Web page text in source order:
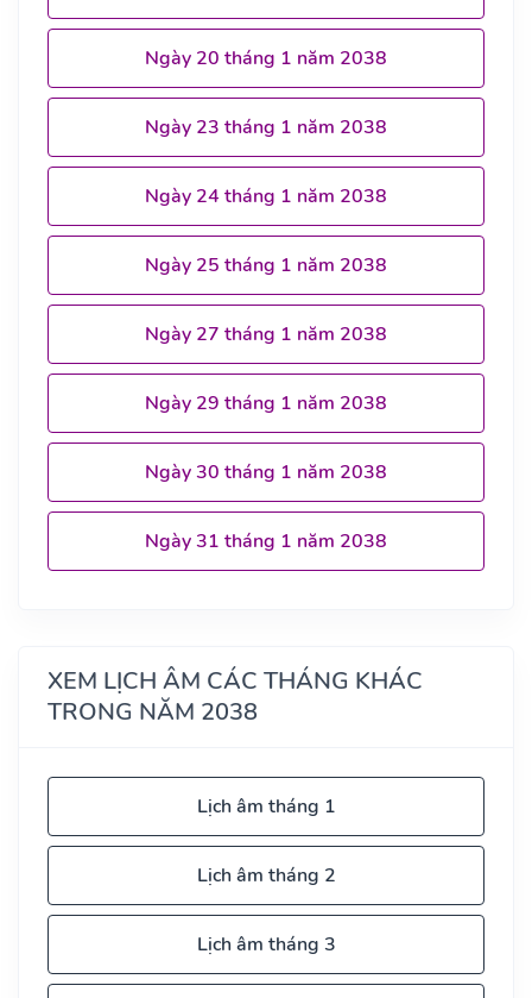
Ngày 20 tháng 1 năm 2038
Ngày 23 tháng 1 năm 2038
Ngày 24 tháng 1 năm 2038
Ngày 25 tháng 1 năm 2038
Ngày 27 tháng 1 năm 2038
Ngày 29 tháng 1 năm 2038
Ngày 30 tháng 1 năm 2038
Ngày 31 tháng 1 năm 2038
XEM LỊCH ÂM CÁC THÁNG KHÁC
TRONG NĂM 2038
Lịch âm tháng 1
Lịch âm tháng 2
Lịch âm tháng 3